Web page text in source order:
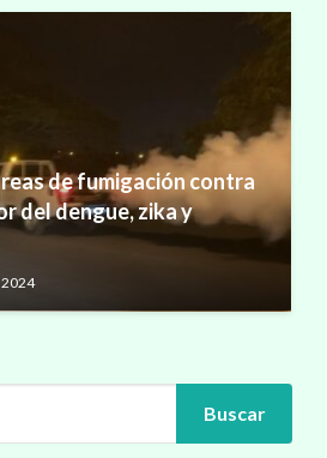
de fumigación contra
del dengue, zika y
Buscar